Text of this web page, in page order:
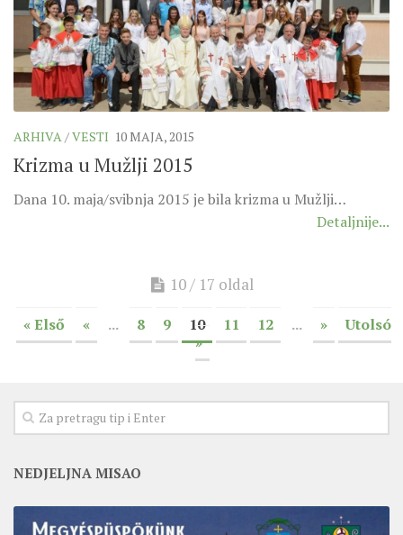
ARHIVA /VESTI 10 MAJA, 2015
Krizma u Mužlji 2015
Dana 10. maja/svibnja 2015 je bila krizma u Mužlji…
Detaljnije...
10 / 17 oldal
« Első « ... 8 9 10 11 12 ... »
Utolsó
»
NEDJELJNA MISAO